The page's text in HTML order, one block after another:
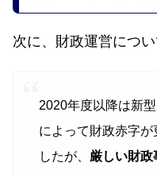
次に、財政運営につい
2020年度以降は新
によって財政赤字が
したが、 厳しい財政